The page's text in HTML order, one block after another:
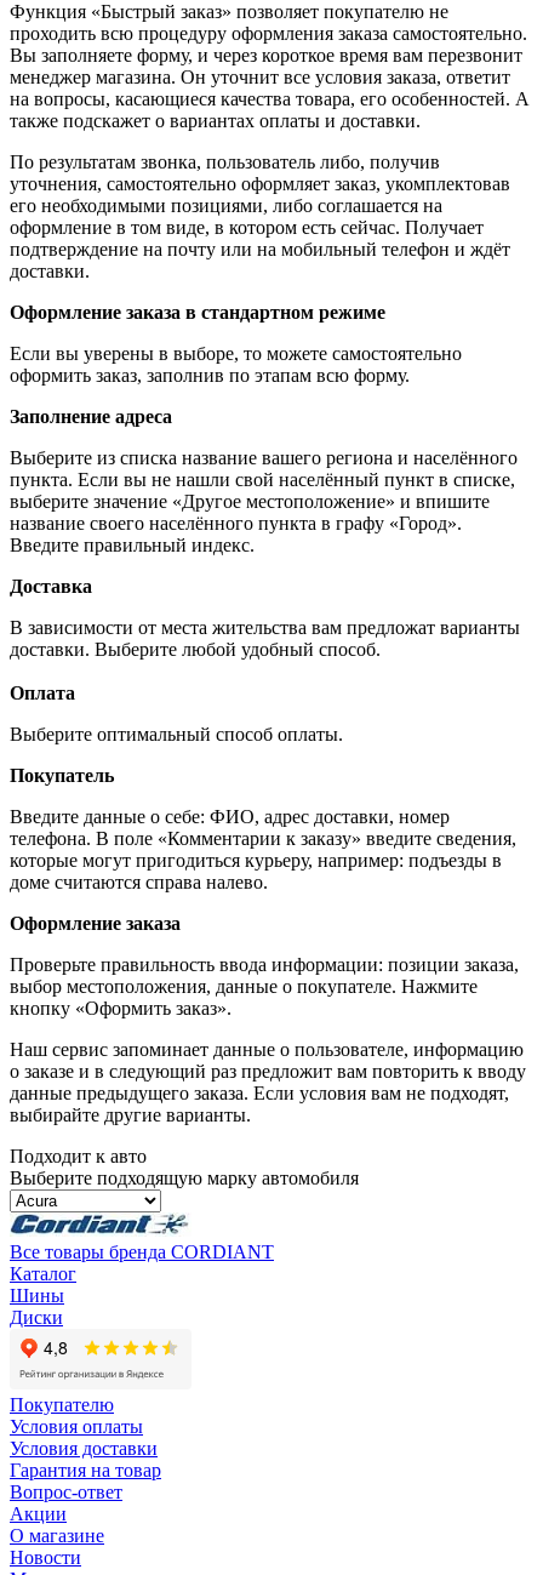
Функция «Быстрый заказ» позволяет покупателю не
проходить всю процедуру оформления заказа самостоятельно.
Вы заполняете форму, и через короткое время вам перезвонит
менеджер магазина. Он уточнит все условия заказа, ответит
на вопросы, касающиеся качества товара, его особенностей. А
также подскажет о вариантах оплаты и доставки.
По результатам звонка, пользователь либо, получив
уточнения, самостоятельно оформляет заказ, укомплектовав
его необходимыми позициями, либо соглашается на
оформление в том виде, в котором есть сейчас. Получает
подтверждение на почту или на мобильный телефон и ждёт
доставки.
Оформление заказа в стандартном режиме
Если вы уверены в выборе, то можете самостоятельно
оформить заказ, заполнив по этапам всю форму.
Заполнение адреса
Выберите из списка название вашего региона и населённого
пункта. Если вы не нашли свой населённый пункт в списке,
выберите значение «Другое местоположение» и впишите
название своего населённого пункта в графу «Город».
Введите правильный индекс.
Доставка
В зависимости от места жительства вам предложат варианты
доставки. Выберите любой удобный способ.
Оплата
Выберите оптимальный способ оплаты.
Покупатель
Введите данные о себе: ФИО, адрес доставки, номер
телефона. В поле «Комментарии к заказу» введите сведения,
которые могут пригодиться курьеру, например: подъезды в
доме считаются справа налево.
Оформление заказа
Проверьте правильность ввода информации: позиции заказа,
выбор местоположения, данные о покупателе. Нажмите
кнопку «Оформить заказ».
Наш сервис запоминает данные о пользователе, информацию
о заказе и в следующий раз предложит вам повторить к вводу
данные предыдущего заказа. Если условия вам не подходят,
выбирайте другие варианты.
Подходит к авто
Выберите подходящую марку автомобиля
Все товары бренда CORDIANT
Каталог
Шины
Диски
Покупателю
Условия оплаты
Условия доставки
Гарантия на товар
Вопрос-ответ
Акции
О магазине
Новости